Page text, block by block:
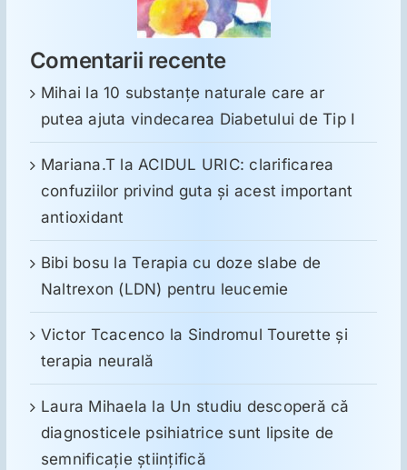
Comentarii recente
Mihai la10 substanţe naturale care ar
putea ajuta vindecarea Diabetului de Tip I
Mariana.T laACIDUL URIC: clarificarea
confuziilor privind guta și acest important
antioxidant
Bibi bosu laTerapia cu doze slabe de
Naltrexon (LDN) pentru leucemie
Victor Tcacenco la Sindromul Tourette şi
terapia neurală
Laura Mihaela la Un studiu descoperă că
diagnosticele psihiatrice sunt lipsite de
semnificație științifică